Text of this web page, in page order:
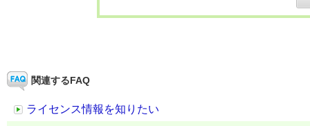
関連するFAQ
ライセンス情報を知りたい